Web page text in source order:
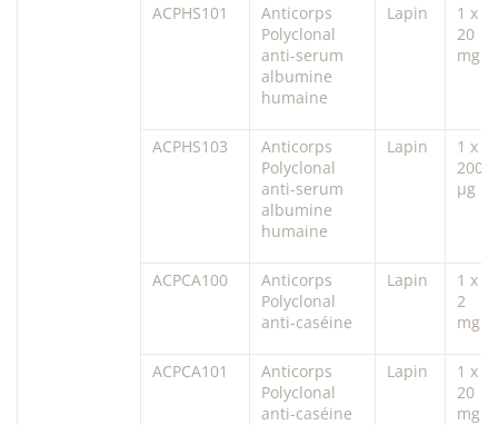
ACPHS101
Anticorps
Polyclonal
anti-serum
albumine
humaine
Lapin
1 x
20
mg
ACPHS103
Anticorps
Polyclonal
anti-serum
albumine
humaine
Lapin
1 x
200
µg
ACPCA100
Anticorps
Polyclonal
anti-caséine
Lapin
1 x
2
mg
ACPCA101
Anticorps
Polyclonal
anti-caséine
Lapin
1 x
20
mg